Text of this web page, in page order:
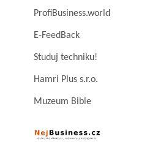
ProfiBusiness.world
E-FeedBack
Studuj techniku!
Hamri Plus s.r.o.
Muzeum Bible